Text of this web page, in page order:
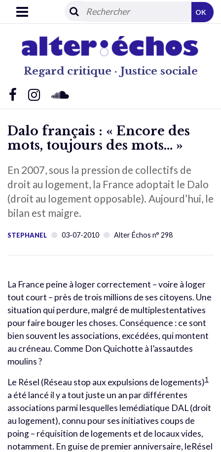
Regard critique · Justice sociale
OK
Dalo français : « Encore des
mots, toujours des mots… »
En 2007, sous la pression de collectifs de
droit au logement, la France adoptait le Dalo
(droit au logement opposable). Aujourd’hui, le
bilan est maigre.
STEPHANEL 03-07-2010 Alter Échos n° 298
La France peine à loger correctement – voire à loger
tout court – près de trois millions de ses citoyens. Une
situation qui perdure, malgré de multiplestentatives
pour faire bouger les choses. Conséquence : ce sont
bien souvent les associations, excédées, qui montent
au créneau. Comme Don Quichotte à l’assautdes
moulins ?
Le Résel (Réseau stop aux expulsions de logements)1
a été lancé il y a tout juste un an par différentes
associations parmi lesquelles lemédiatique DAL (droit
au logement), connu pour ses initiatives coups de
poing – réquisition de logements et de locaux vides,
notamment. En guise de premier anniversaire, leRésel